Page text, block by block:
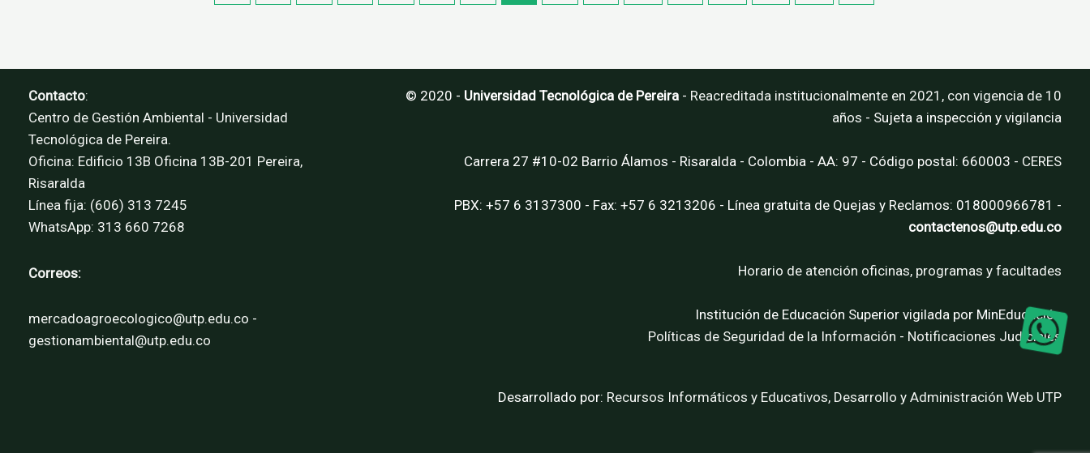
Contacto:
Centro de Gestión Ambiental - Universidad
Tecnológica de Pereira.
Oficina: Edificio 13B Oficina 13B-201 Pereira,
Risaralda
Línea fija: (606) 313 7245
WhatsApp: 313 660 7268
Correos:
mercadoagroecologico@utp.edu.co -
gestionambiental@utp.edu.co
© 2020 - Universidad Tecnológica de Pereira - Reacreditada institucionalmente en 2021, con vigencia de 10
años - Sujeta a inspección y vigilancia
Carrera 27 #10-02 Barrio Álamos - Risaralda - Colombia - AA: 97 - Código postal: 660003 - CERES
PBX: +57 6 3137300 - Fax: +57 6 3213206 - Línea gratuita de Quejas y Reclamos: 018000966781 -
contactenos@utp.edu.co
Horario de atención oficinas, programas y facultades
Institución de Educación Superior vigilada por MinEducación
Políticas de Seguridad de la Información - Notificaciones Judiciales
Desarrollado por: Recursos Informáticos y Educativos, Desarrollo y Administración Web UTP